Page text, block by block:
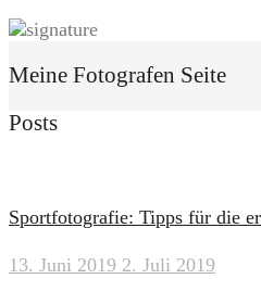
Meine Fotografen Seite
Posts
Sportfotografie: Tipps für die
13. Juni 2019 2. Juli 2019